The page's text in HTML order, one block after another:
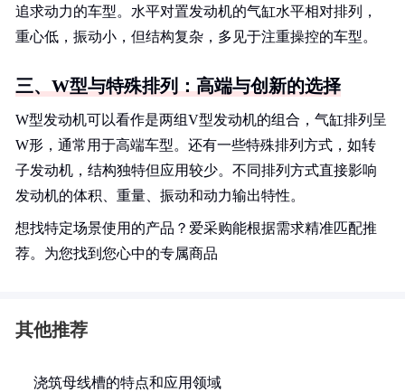
追求动力的车型。水平对置发动机的气缸水平相对排列，
重心低，振动小，但结构复杂，多见于注重操控的车型。
三、W型与特殊排列：高端与创新的选择
W型发动机可以看作是两组V型发动机的组合，气缸排列呈
W形，通常用于高端车型。还有一些特殊排列方式，如转
子发动机，结构独特但应用较少。不同排列方式直接影响
发动机的体积、重量、振动和动力输出特性。
想找特定场景使用的产品？爱采购能根据需求精准匹配推
荐。为您找到您心中的专属商品
其他推荐
浇筑母线槽的特点和应用领域